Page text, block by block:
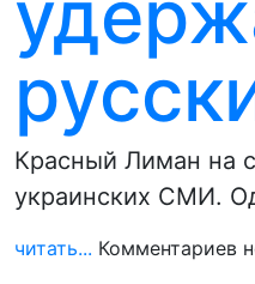
Красный Лиман на
украинских СМИ.
читать... Комментариев